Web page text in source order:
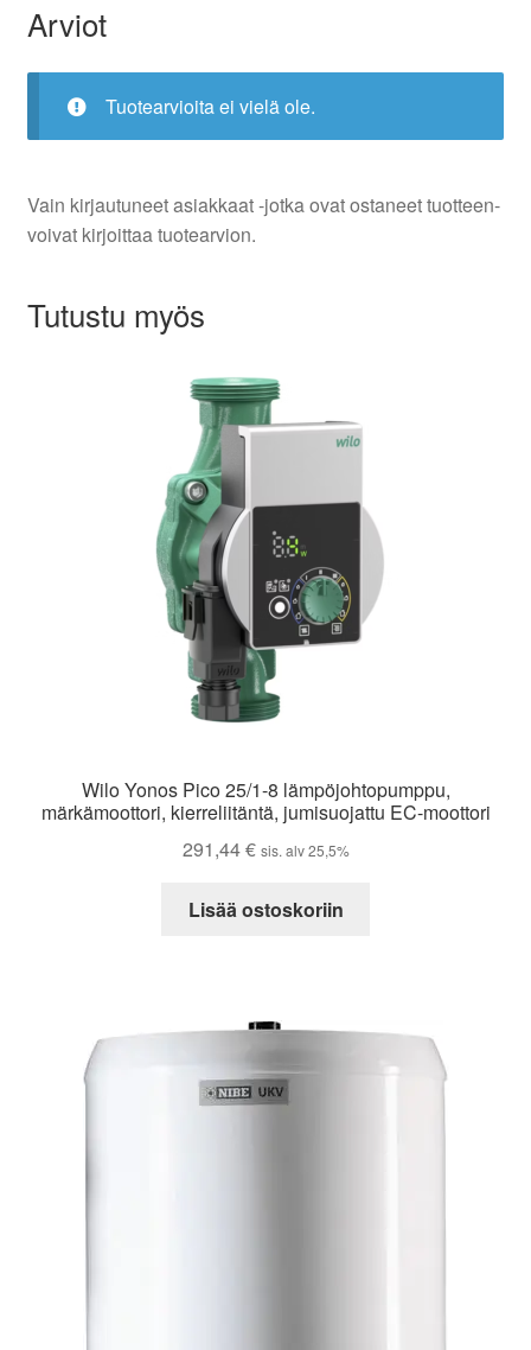
Arviot
Tuotearvioita ei vielä ole.
Vain kirjautuneet asiakkaat -jotka ovat ostaneet tuotteen-
voivat kirjoittaa tuotearvion.
Tutustu myös
Wilo Yonos Pico 25/1-8 lämpöjohtopumppu,
märkämoottori, kierreliitäntä, jumisuojattu EC-moottori
291,44€ sis. alv 25,5%
Lisää ostoskoriin